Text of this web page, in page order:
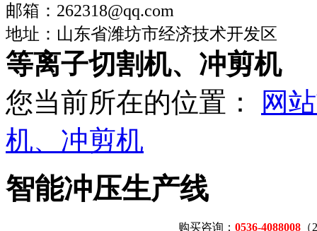
邮箱：262318@qq.com
地址：山东省潍坊市经济技术开发区
等离子切割机、冲剪机
您当前所在的位置：
网
机、冲剪机
智能冲压生产线
购买咨询： 0536-4088008